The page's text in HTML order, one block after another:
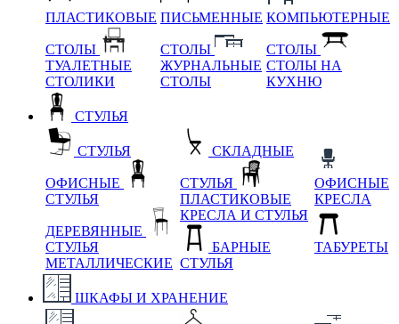
ПЛАСТИКОВЫЕ
СТОЛЫ
ТУАЛЕТНЫЕ
СТОЛИКИ
ПИСЬМЕННЫЕ
СТОЛЫ
ЖУРНАЛЬНЫЕ
СТОЛЫ
КОМПЬЮТЕРНЫЕ
СТОЛЫ
СТОЛЫ НА
КУХНЮ
СТУЛЬЯ
СТУЛЬЯ
ОФИСНЫЕ
СТУЛЬЯ
ДЕРЕВЯННЫЕ
СТУЛЬЯ
МЕТАЛЛИЧЕСКИЕ
СКЛАДНЫЕ
СТУЛЬЯ
ПЛАСТИКОВЫЕ
КРЕСЛА И СТУЛЬЯ
БАРНЫЕ
СТУЛЬЯ
ОФИСНЫЕ
КРЕСЛА
ТАБУРЕТЫ
ШКАФЫ И ХРАНЕНИЕ